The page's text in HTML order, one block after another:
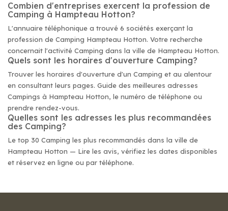
Combien d'entreprises exercent la profession de
Camping à Hampteau Hotton?
L'annuaire téléphonique a trouvé 6 sociétés exerçant la
profession de Camping Hampteau Hotton. Votre recherche
concernait l'activité Camping dans la ville de Hampteau Hotton.
Quels sont les horaires d'ouverture Camping?
Trouver les horaires d'ouverture d'un Camping et au alentour
en consultant leurs pages. Guide des meilleures adresses
Campings à Hampteau Hotton, le numéro de téléphone ou
prendre rendez-vous.
Quelles sont les adresses les plus recommandées
des Camping?
Le top 30 Camping les plus recommandés dans la ville de
Hampteau Hotton — Lire les avis, vérifiez les dates disponibles
et réservez en ligne ou par téléphone.